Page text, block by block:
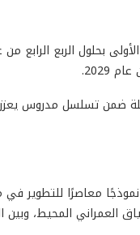
ضمن تسلسل مدروس يعزز
معاصرًا للتطوير
العمراني المحيط،